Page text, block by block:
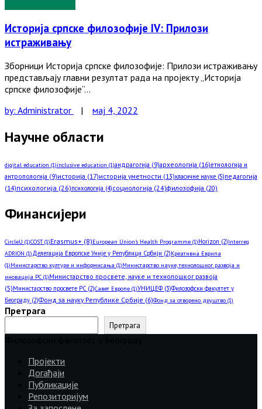
Историја српске филозофије IV: Прилози
истраживању
Зборници Историја српске филозофије: Прилози истраживању
представљају главни резултат рада на пројекту „Историја
српске филозофије“…
by: Administrator | мај 4, 2022
Научне области
digital education (1)inclusive education (1)андрагогија (9)археологија (16)етнологија и
антропологија (9)историја (17)историја уметности (13)класичне науке (5)педагогија
(14)психологија (26)психологија (4)социологија (24)филозофија (20)
Финансијери
CircleU (1)COST (1)Erasmus+ (8)European Union’s Health Programme (1)Horizon (2)Interreg
ADRION (1)Делегација Европске Уније у Републици Србији (2)Креативна Еврипа
(1)Министарство културе и информисања (1)Министарство науке, технолошког развоја и
иновација РС (1)Министарство просвете, науке и технолошког развоја
(5)Министарство просвете РС (2)Савет Европе (1)УНИЦЕФ (3)Филозофски факултет у
Београду (2)Фонд за науку Републике Србије (6)Фонд за отворено друштво (1)
Претрага
Претрага
Пројекти
Догађаји
Публикације
Репозиторијум